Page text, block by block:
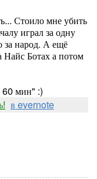
Стоило мне убить
играл за одну
за народ. А ещё
Найс Ботах а потом
60 мин" :)
в evernote